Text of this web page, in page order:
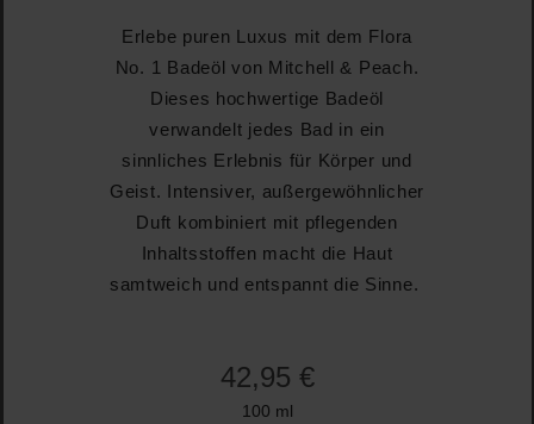
Erlebe puren Luxus mit dem Flora
No. 1 Badeöl von Mitchell & Peach.
Dieses hochwertige Badeöl
verwandelt jedes Bad in ein
sinnliches Erlebnis für Körper und
Geist. Intensiver, außergewöhnlicher
Duft kombiniert mit pflegenden
Inhaltsstoffen macht die Haut
samtweich und entspannt die Sinne.
42,95 €
100 ml